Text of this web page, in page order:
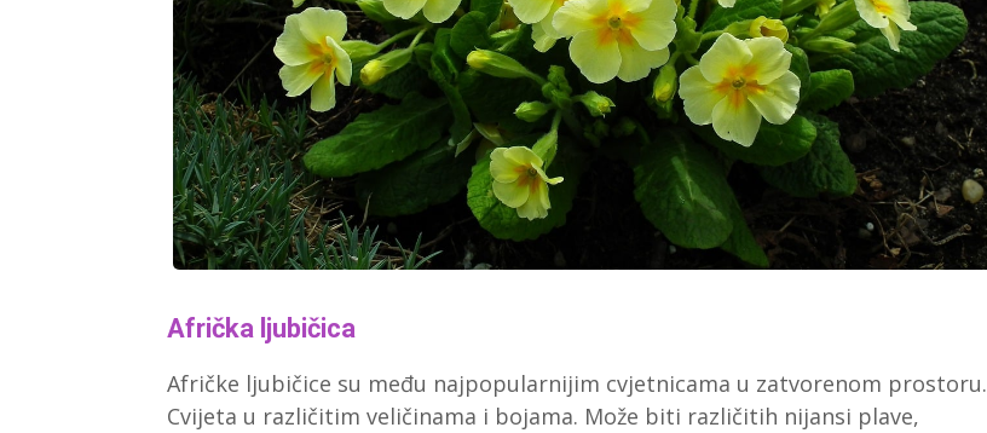
Afrička ljubičica
Afričke ljubičice su među najpopularnijim cvjetnicama u zatvorenom prostoru.
Cvijeta u različitim veličinama i bojama. Može biti različitih nijansi plave,